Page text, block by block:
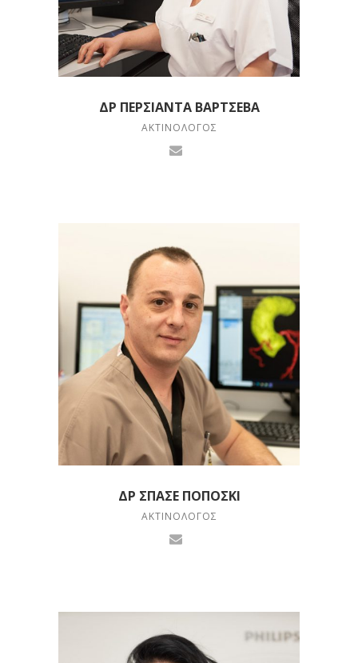
ΔΡ ΠΕΡΣΙΆΝΤΑ ΒΆΡΤΣΕΒΑ
ΑΚΤΙΝΟΛΌΓΟΣ
ΔΡ ΣΠΑΣΈ ΠΟΠΌΣΚΙ
ΑΚΤΙΝΟΛΌΓΟΣ